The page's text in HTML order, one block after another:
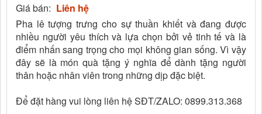
Giá bán: Liên hệ
Pha lê tượng trưng cho sự thuần khiết và đang được
nhiều người yêu thích và lựa chọn bởi vẻ tinh tế và là
điểm nhấn sang trọng cho mọi không gian sống. Vì vậy
đây sẽ là món quà tặng ý nghĩa để dành tặng người
thân hoặc nhân viên trong những dịp đặc biệt.
Để đặt hàng vui lòng liên hệ SĐT/ZALO: 0899.313.368